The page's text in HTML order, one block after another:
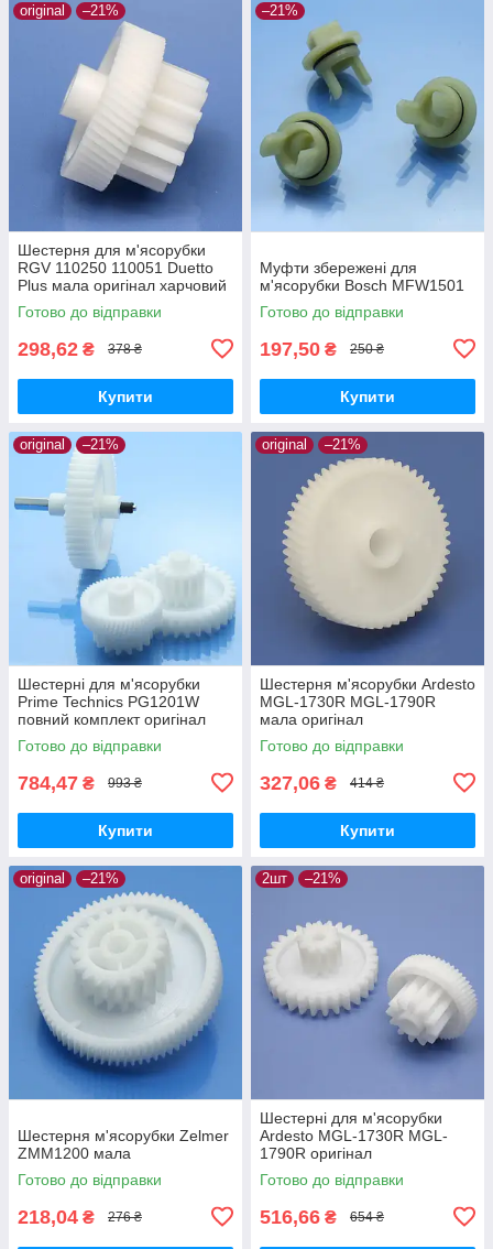
original –21%
Шестерня для м'ясорубки
RGV 110250 110051 Duetto
Plus мала оригінал харчовий
пластик
Готово до відправки
298,62 ₴ 378 ₴
Купити
–21%
Муфти збережені для
м'ясорубки Bosch MFW1501
Готово до відправки
197,50 ₴ 250 ₴
Купити
original –21%
Шестерні для м'ясорубки
Prime Technics PG1201W
повний комплект оригінал
харчовий пластик
Готово до відправки
784,47 ₴ 993 ₴
Купити
original –21%
Шестерня м'ясорубки Ardesto
MGL-1730R MGL-1790R
мала оригінал
Готово до відправки
327,06 ₴ 414 ₴
Купити
original –21%
Шестерня м'ясорубки Zelmer
ZMM1200 мала
Готово до відправки
218,04 ₴ 276 ₴
2шт –21%
Шестерні для м'ясорубки
Ardesto MGL-1730R MGL-
1790R оригінал
Готово до відправки
516,66 ₴ 654 ₴